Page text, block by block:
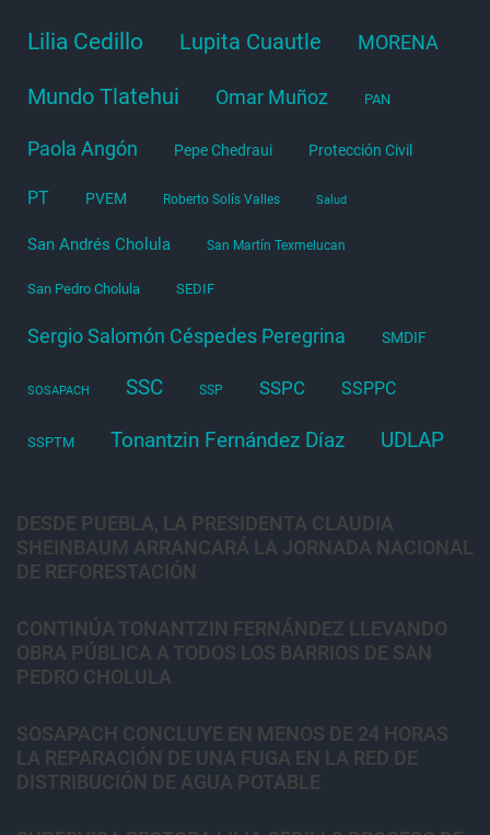
Lilia Cedillo Lupita Cuautle MORENA
Mundo Tlatehui Omar Muñoz PAN
Paola Angón Pepe Chedraui Protección Civil
PT PVEM Roberto Solís Valles Salud
San Andrés Cholula San Martín Texmelucan
San Pedro Cholula SEDIF
Sergio Salomón Céspedes Peregrina SMDIF
SOSAPACH SSC SSP SSPC SSPPC
SSPTM Tonantzin Fernández Díaz UDLAP
DESDE PUEBLA, LA PRESIDENTA CLAUDIA
SHEINBAUM ARRANCARÁ LA JORNADA NACIONAL
DE REFORESTACIÓN
CONTINÚA TONANTZIN FERNÁNDEZ LLEVANDO
OBRA PÚBLICA A TODOS LOS BARRIOS DE SAN
PEDRO CHOLULA
SOSAPACH CONCLUYE EN MENOS DE 24 HORAS
LA REPARACIÓN DE UNA FUGA EN LA RED DE
DISTRIBUCIÓN DE AGUA POTABLE